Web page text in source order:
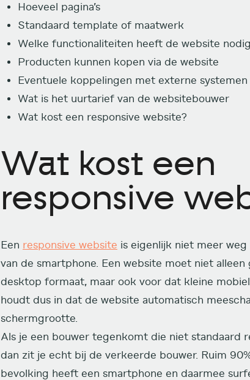
Hoeveel pagina’s
Standaard template of maatwerk
Welke functionaliteiten heeft de website nodig
Producten kunnen kopen via de website
Eventuele koppelingen met externe systemen
Wat is het uurtarief van de websitebouwer
Wat kost een responsive website?
Wat kost een
responsive
Een responsive website is eigenlijk niet meer
van de smartphone. Een website moet niet
desktop formaat, maar ook voor dat kleine
houdt dus in dat de website automatisch
schermgrootte.
Als je een bouwer tegenkomt die niet standaard
dan zit je echt bij de verkeerde bouwer. Ruim
bevolking heeft een smartphone en daarmee